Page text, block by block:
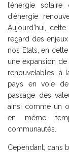
l’énergie
d’énergie
Aujourd’hui,
regard des
nos Etats, en
une expansion de
renouvelables, à
pays en voie de
passage des
ainsi comme un
en même
communautés.
Cependant, dans